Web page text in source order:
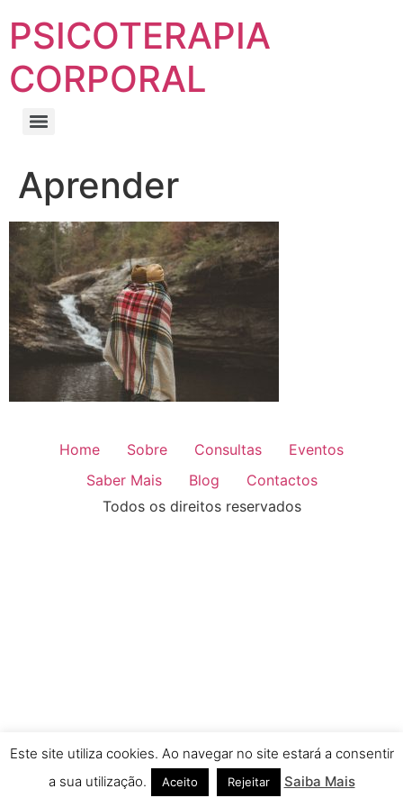
PSICOTERAPIA
CORPORAL
Aprender
Home Sobre Consultas
Eventos
Saber Mais
Blog
Contactos
Todos os direitos reservados
Este site utiliza cookies. Ao navegar no site estará a consentir
a sua utilização.
Aceito Rejeitar Saiba Mais